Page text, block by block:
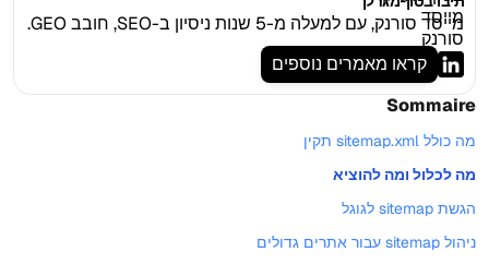
מייסד סורנק, עם למעלה מ-5 שנות ניסיון ב-SEO, חובב GEO.
קראו מאמרים נוספים
Sommaire
מה כולל sitemap.xml תקין
מה לכלול ומה להוציא
הגשת sitemap לגוגל
ניהול sitemap עבור אתרים גדולים